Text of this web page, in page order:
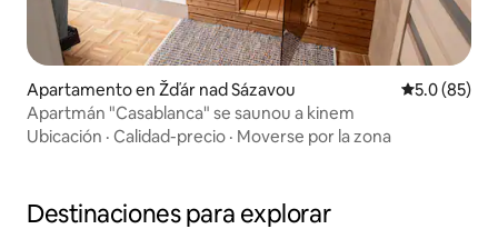
Apartamento en Žďár nad Sázavou Calificación
5.0 (85)
Apartmán "Casablanca" se saunou a kinem
Ubicación · Calidad-precio · Moverse por la zona
Destinaciones para explorar